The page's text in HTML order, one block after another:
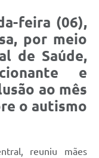
feira (06),
por meio
de Saúde,
e
ao mês
o autismo
reuniu mães